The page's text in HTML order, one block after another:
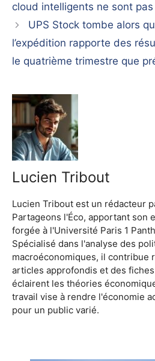
cloud intelligents ne sont
UPS Stock tombe alors
l’expédition rapporte des
le quatrième trimestre que
Lucien Tribout
Lucien Tribout est un rédacteur
Partageons l'Éco, apportant son
forgée à l'Université Paris 1
Spécialisé dans l'analyse des
macroéconomiques, il contribue
articles approfondis et des
éclairent les théories
travail vise à rendre l'économie
pour un public varié.